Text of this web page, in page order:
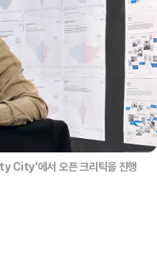
City'에서 오픈 크리틱을 진행